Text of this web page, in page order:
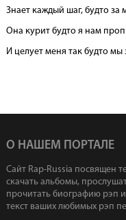
Знает каждый шаг, будто за
Она курит будто я нам
И целует меня так будто мы
О НАШЕМ ПОРТАЛЕ
Сайт Rap-Russia посвящен
скачать альбомы,
прочитать биографию рэп
текст ваших любимых рэп